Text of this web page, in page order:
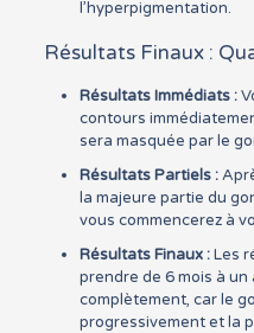
l’hyperpigmentation.
Résultats Finaux :
Résultats Immédiats :
contours
sera masquée par le
Résultats Partiels :
la majeure partie du
vous commencerez à
Résultats Finaux :Les
prendre de 6 mois à
complètement, car le
progressivement et la